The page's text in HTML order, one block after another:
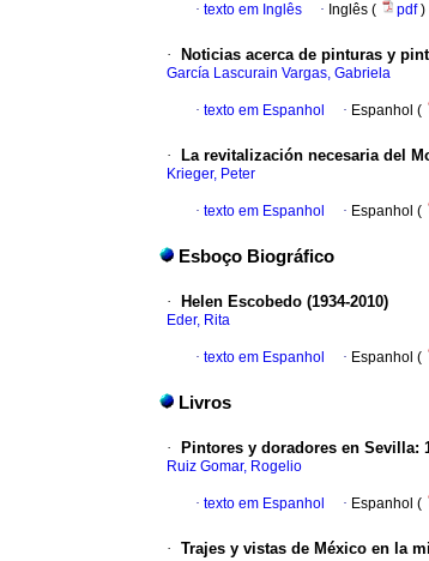
· texto em Inglês · Inglês ( pdf)
· Noticias acerca de pinturas y
García Lascurain Vargas, Gabriela
· texto em Espanhol · Espanhol (
· La revitalización necesaria del
Krieger, Peter
· texto em Espanhol · Espanhol (
Esboço Biográfico
· Helen Escobedo (1934-2010)
Eder, Rita
· texto em Espanhol · Espanhol (
Livros
· Pintores y doradores en Sevilla:
Ruiz Gomar, Rogelio
· texto em Espanhol · Espanhol (
· Trajes y vistas de México en la